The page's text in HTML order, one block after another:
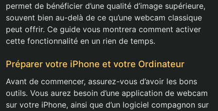
permet de bénéficier d’une qualité d’image supérieure,
souvent bien au-delà de ce qu’une webcam classique
peut offrir. Ce guide vous montrera comment activer
cette fonctionnalité en un rien de temps.
Préparer votre iPhone et votre Ordinateur
Avant de commencer, assurez-vous d’avoir les bons
outils. Vous aurez besoin d’une application de webcam
sur votre iPhone, ainsi que d’un logiciel compagnon sur